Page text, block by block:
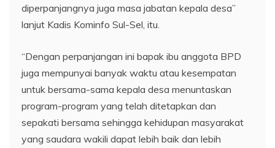
diperpanjangnya juga masa jabatan kepala desa”
lanjut Kadis Kominfo Sul-Sel, itu.
“Dengan perpanjangan ini bapak ibu anggota BPD
juga mempunyai banyak waktu atau kesempatan
untuk bersama-sama kepala desa menuntaskan
program-program yang telah ditetapkan dan
sepakati bersama sehingga kehidupan masyarakat
yang saudara wakili dapat lebih baik dan lebih